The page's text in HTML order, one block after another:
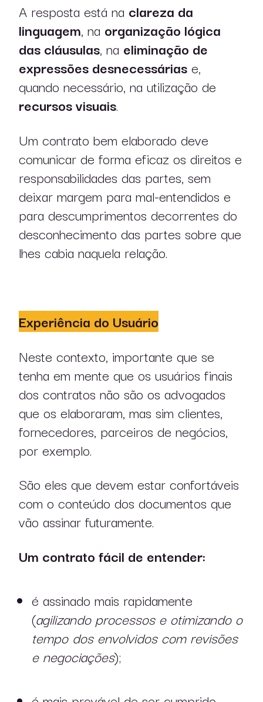
sobre nós
atuação
profissionais
publicações
A resposta está na clareza da
linguagem, na organização lógica
das cláusulas, na eliminação de
expressões desnecessáriase,
quando necessário, na utilização de
recursos visuais.
Um contrato bem elaborado deve
comunicar de forma eficaz os direitos e
responsabilidades das partes, sem
deixar margem para mal-entendidos e
para descumprimentos decorrentes do
desconhecimento das partes sobre que
lhes cabia naquela relação.
Experiência do Usuário
Neste contexto, importante que se
tenha em mente que os usuários finais
dos contratos não são os advogados
que os elaboraram, mas sim clientes,
fornecedores, parceiros de negócios,
por exemplo.
São eles que devem estar confortáveis
com o conteúdo dos documentos que
vão assinar futuramente.
Um contrato fácil de entender:
é assinado mais rapidamente
(agilizando processos e otimizando o
tempo dos envolvidos com revisões
e negociações);